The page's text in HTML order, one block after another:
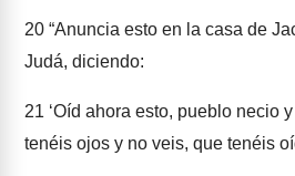
20 “Anuncia esto en la casa de
Judá, diciendo:
21 ‘Oíd ahora esto, pueblo necio
tenéis ojos y no veis, que tenéis